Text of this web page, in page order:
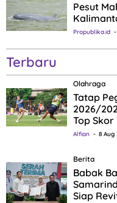
Pesut
Propublika.id
Terbaru
Olahraga
Tatap
2026/
Top
Alfian 8 Aug
Berita
Babak
Siap